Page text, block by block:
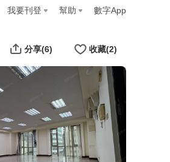
我要刊登 幫助 數字App
分享(6) 收藏(2)